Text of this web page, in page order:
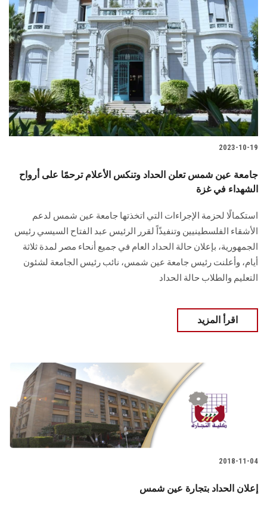
تواصل معنا
الطلاب
هيئة التدريس
الدراسات العليا
الخريجين
الموظفون
سجل الان
2023-10-19
جامعة عين شمس تعلن الحداد وتنكس الأعلام ترحمًا على أرواح
الشهداء في غزة
استكمالًا لحزمة الإجراءات التي اتخذتها جامعة عين شمس لدعم
الأشقاء الفلسطينيين وتنفيذًاً لقرر الرئيس عبد الفتاح السيسي رئيس
الجمهورية، بإعلان حالة الحداد العام في جميع أنحاء مصر لمدة ثلاثة
أيام، وأعلنت رئيس جامعة عين شمس، نائب رئيس الجامعة لشئون
التعليم والطلاب حالة الحداد
اقرأ المزيد
2018-11-04
إعلان الحداد بتجارة عين شمس